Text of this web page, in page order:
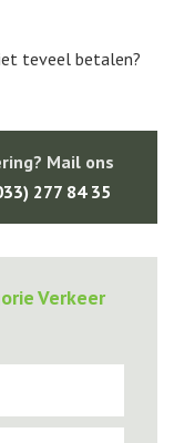
teveel betalen?
Mail ons
277 84 35
Verkeer